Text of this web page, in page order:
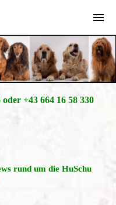
+43 664 16 58 330
rund um die HuSchu